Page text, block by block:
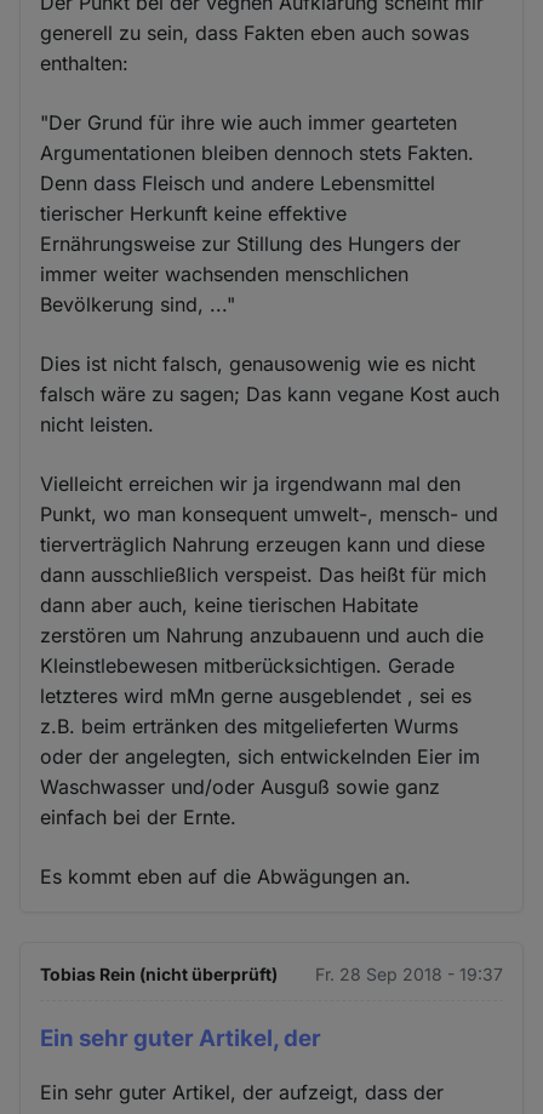
generell zu sein, dass Fakten eben auch sowas
enthalten:
"Der Grund für ihre wie auch immer gearteten
Argumentationen bleiben dennoch stets Fakten.
Denn dass Fleisch und andere Lebensmittel
tierischer Herkunft keine effektive
Ernährungsweise zur Stillung des Hungers der
immer weiter wachsenden menschlichen
Bevölkerung sind, ..."
Dies ist nicht falsch, genausowenig wie es nicht
falsch wäre zu sagen; Das kann vegane Kost auch
nicht leisten.
Vielleicht erreichen wir ja irgendwann mal den
Punkt, wo man konsequent umwelt-, mensch- und
tierverträglich Nahrung erzeugen kann und diese
dann ausschließlich verspeist. Das heißt für mich
dann aber auch, keine tierischen Habitate
zerstören um Nahrung anzubauenn und auch die
Kleinstlebewesen mitberücksichtigen. Gerade
letzteres wird mMn gerne ausgeblendet , sei es
z.B. beim ertränken des mitgelieferten Wurms
oder der angelegten, sich entwickelnden Eier im
Waschwasser und/oder Ausguß sowie ganz
einfach bei der Ernte.
Es kommt eben auf die Abwägungen an.
Tobias Rein (nicht überprüft) Fr. 28 Sep 2018 - 19:37
Ein sehr guter Artikel, der
Ein sehr guter Artikel, der aufzeigt, dass der